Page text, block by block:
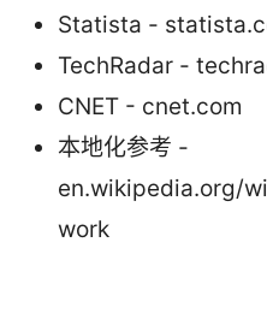
Statista -
TechRadar -
CNET - cnet.com
本地化参考 -
en.wikipedia.org/
work